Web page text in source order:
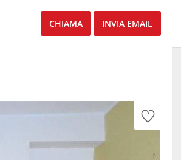
INVIA EMAIL
CHIAMA